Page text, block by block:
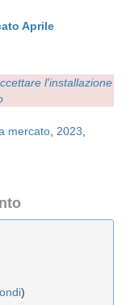
Aprile
l'installazione
mercato 2023
)